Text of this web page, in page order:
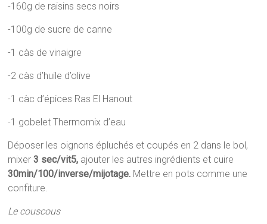
-160g de raisins secs noirs
-100g de sucre de canne
-1 càs de vinaigre
-2 càs d’huile d’olive
-1 càc d’épices Ras El Hanout
-1 gobelet Thermomix d’eau
Déposer les oignons épluchés et coupés en 2 dans le bol,
mixer3 sec/vit5, ajouter les autres ingrédients et cuire
30min/100/inverse/mijotage. Mettre en pots comme une
confiture.
Le couscous